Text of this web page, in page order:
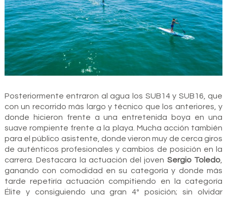
Posteriormente entraron al agua los SUB14 y SUB16, que
con un recorrido más largo y técnico que los anteriores, y
donde hicieron frente a una entretenida boya en una
suave rompiente frente a la playa. Mucha acción también
para el público asistente, donde vieron muy de cerca giros
de auténticos profesionales y cambios de posición en la
carrera. Destacara la actuación del joven Sergio Toledo
ganando con comodidad en su categoría y donde más
tarde repetiría actuación compitiendo en la categoría
Élite y consiguiendo una gran 4º posición; sin olvidar